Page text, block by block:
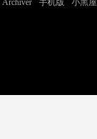
Archiver 手机版 小黑屋